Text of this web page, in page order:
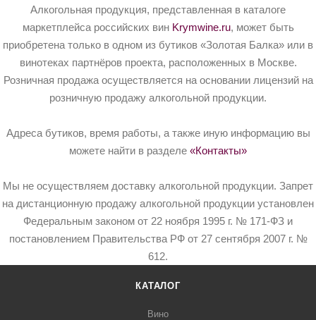
Алкогольная продукция, представленная в каталоге
маркетплейса российских вин Krymwine.ru, может быть
приобретена только в одном из бутиков «Золотая Балка» или в
винотеках партнёров проекта, расположенных в Москве.
Розничная продажа осуществляется на основании лицензий на
розничную продажу алкогольной продукции.
Адреса бутиков, время работы, а также иную информацию вы
можете найти в разделе «Контакты»
Мы не осуществляем доставку алкогольной продукции. Запрет
на дистанционную продажу алкогольной продукции установлен
Федеральным законом от 22 ноября 1995 г. № 171-ФЗ и
постановлением Правительства РФ от 27 сентября 2007 г. №
612.
КАТАЛОГ
Вино